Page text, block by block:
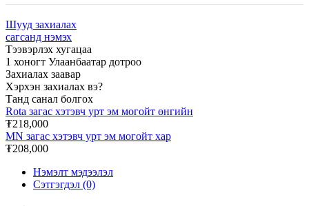
Шууд захиалах
сагсанд нэмэх
Тээвэрлэх хугацаа
1 хоногт Улаанбаатар дотроо
Захиалах заавар
Хэрхэн захиалах вэ?
Танд санал болгох
Rota загас хэтэвч урт эм могойт өнгийн
₮218,000
MN загас хэтэвч урт эм могойт хар
₮208,000
Нэмэлт мэдээлэл
Сэтгэгдэл (0)